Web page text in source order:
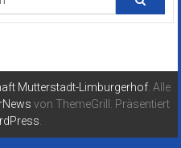
Mutterstadt-Limburgerhof . Alle
von ThemeGrill. Präsentiert